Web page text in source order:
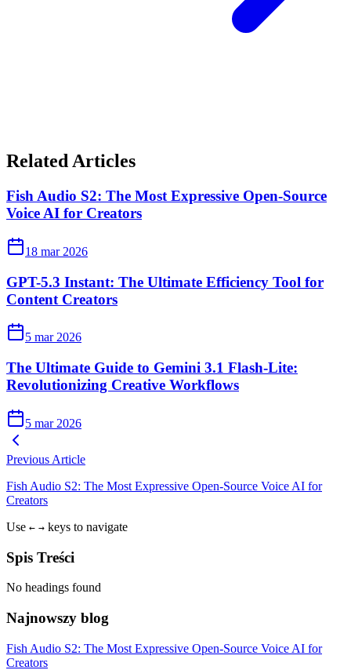
Related Articles
Fish Audio S2: The Most Expressive Open-Source
Voice AI for Creators
18 mar 2026
GPT-5.3 Instant: The Ultimate Efficiency Tool for
Content Creators
5 mar 2026
The Ultimate Guide to Gemini 3.1 Flash-Lite:
Revolutionizing Creative Workflows
5 mar 2026
Previous Article
Fish Audio S2: The Most Expressive Open-Source Voice AI for
Creators
Use ← → keys to navigate
Spis Treści
No headings found
Najnowszy blog
Fish Audio S2: The Most Expressive Open-Source Voice AI for
Creators